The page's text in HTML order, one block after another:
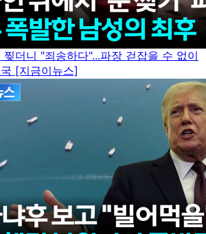
찢더니 "죄송하다"...파장 걷잡을 수 없이
[지금이뉴스]